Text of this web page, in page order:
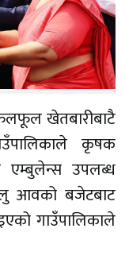
खेतबारीबाटै
कृषक
एम्बुलेन्स उपलब्ध
आवको बजेटबाट
गाउँपालिकाले